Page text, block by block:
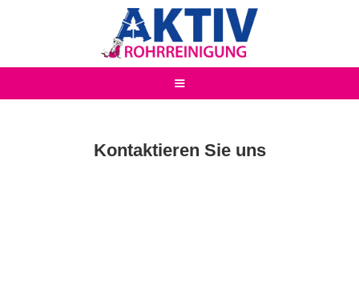
Kontaktieren Sie uns